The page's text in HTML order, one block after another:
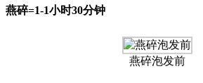
燕碎=1-1小时30分钟
燕碎泡发前